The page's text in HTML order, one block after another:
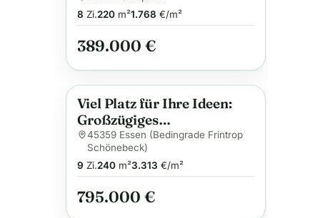
Garten –
8 Zi.220m²1.768 €/m²
389.000 €
Anzeige
Viel Platz für Ihre Ideen:
Großzügiges
Einfamilienhaus in
Waldrandlage in
Schönebeck
45359 Essen (Bedingrade Frintrop
Schönebeck)
9 Zi.240m²3.313 €/m²
795.000 €